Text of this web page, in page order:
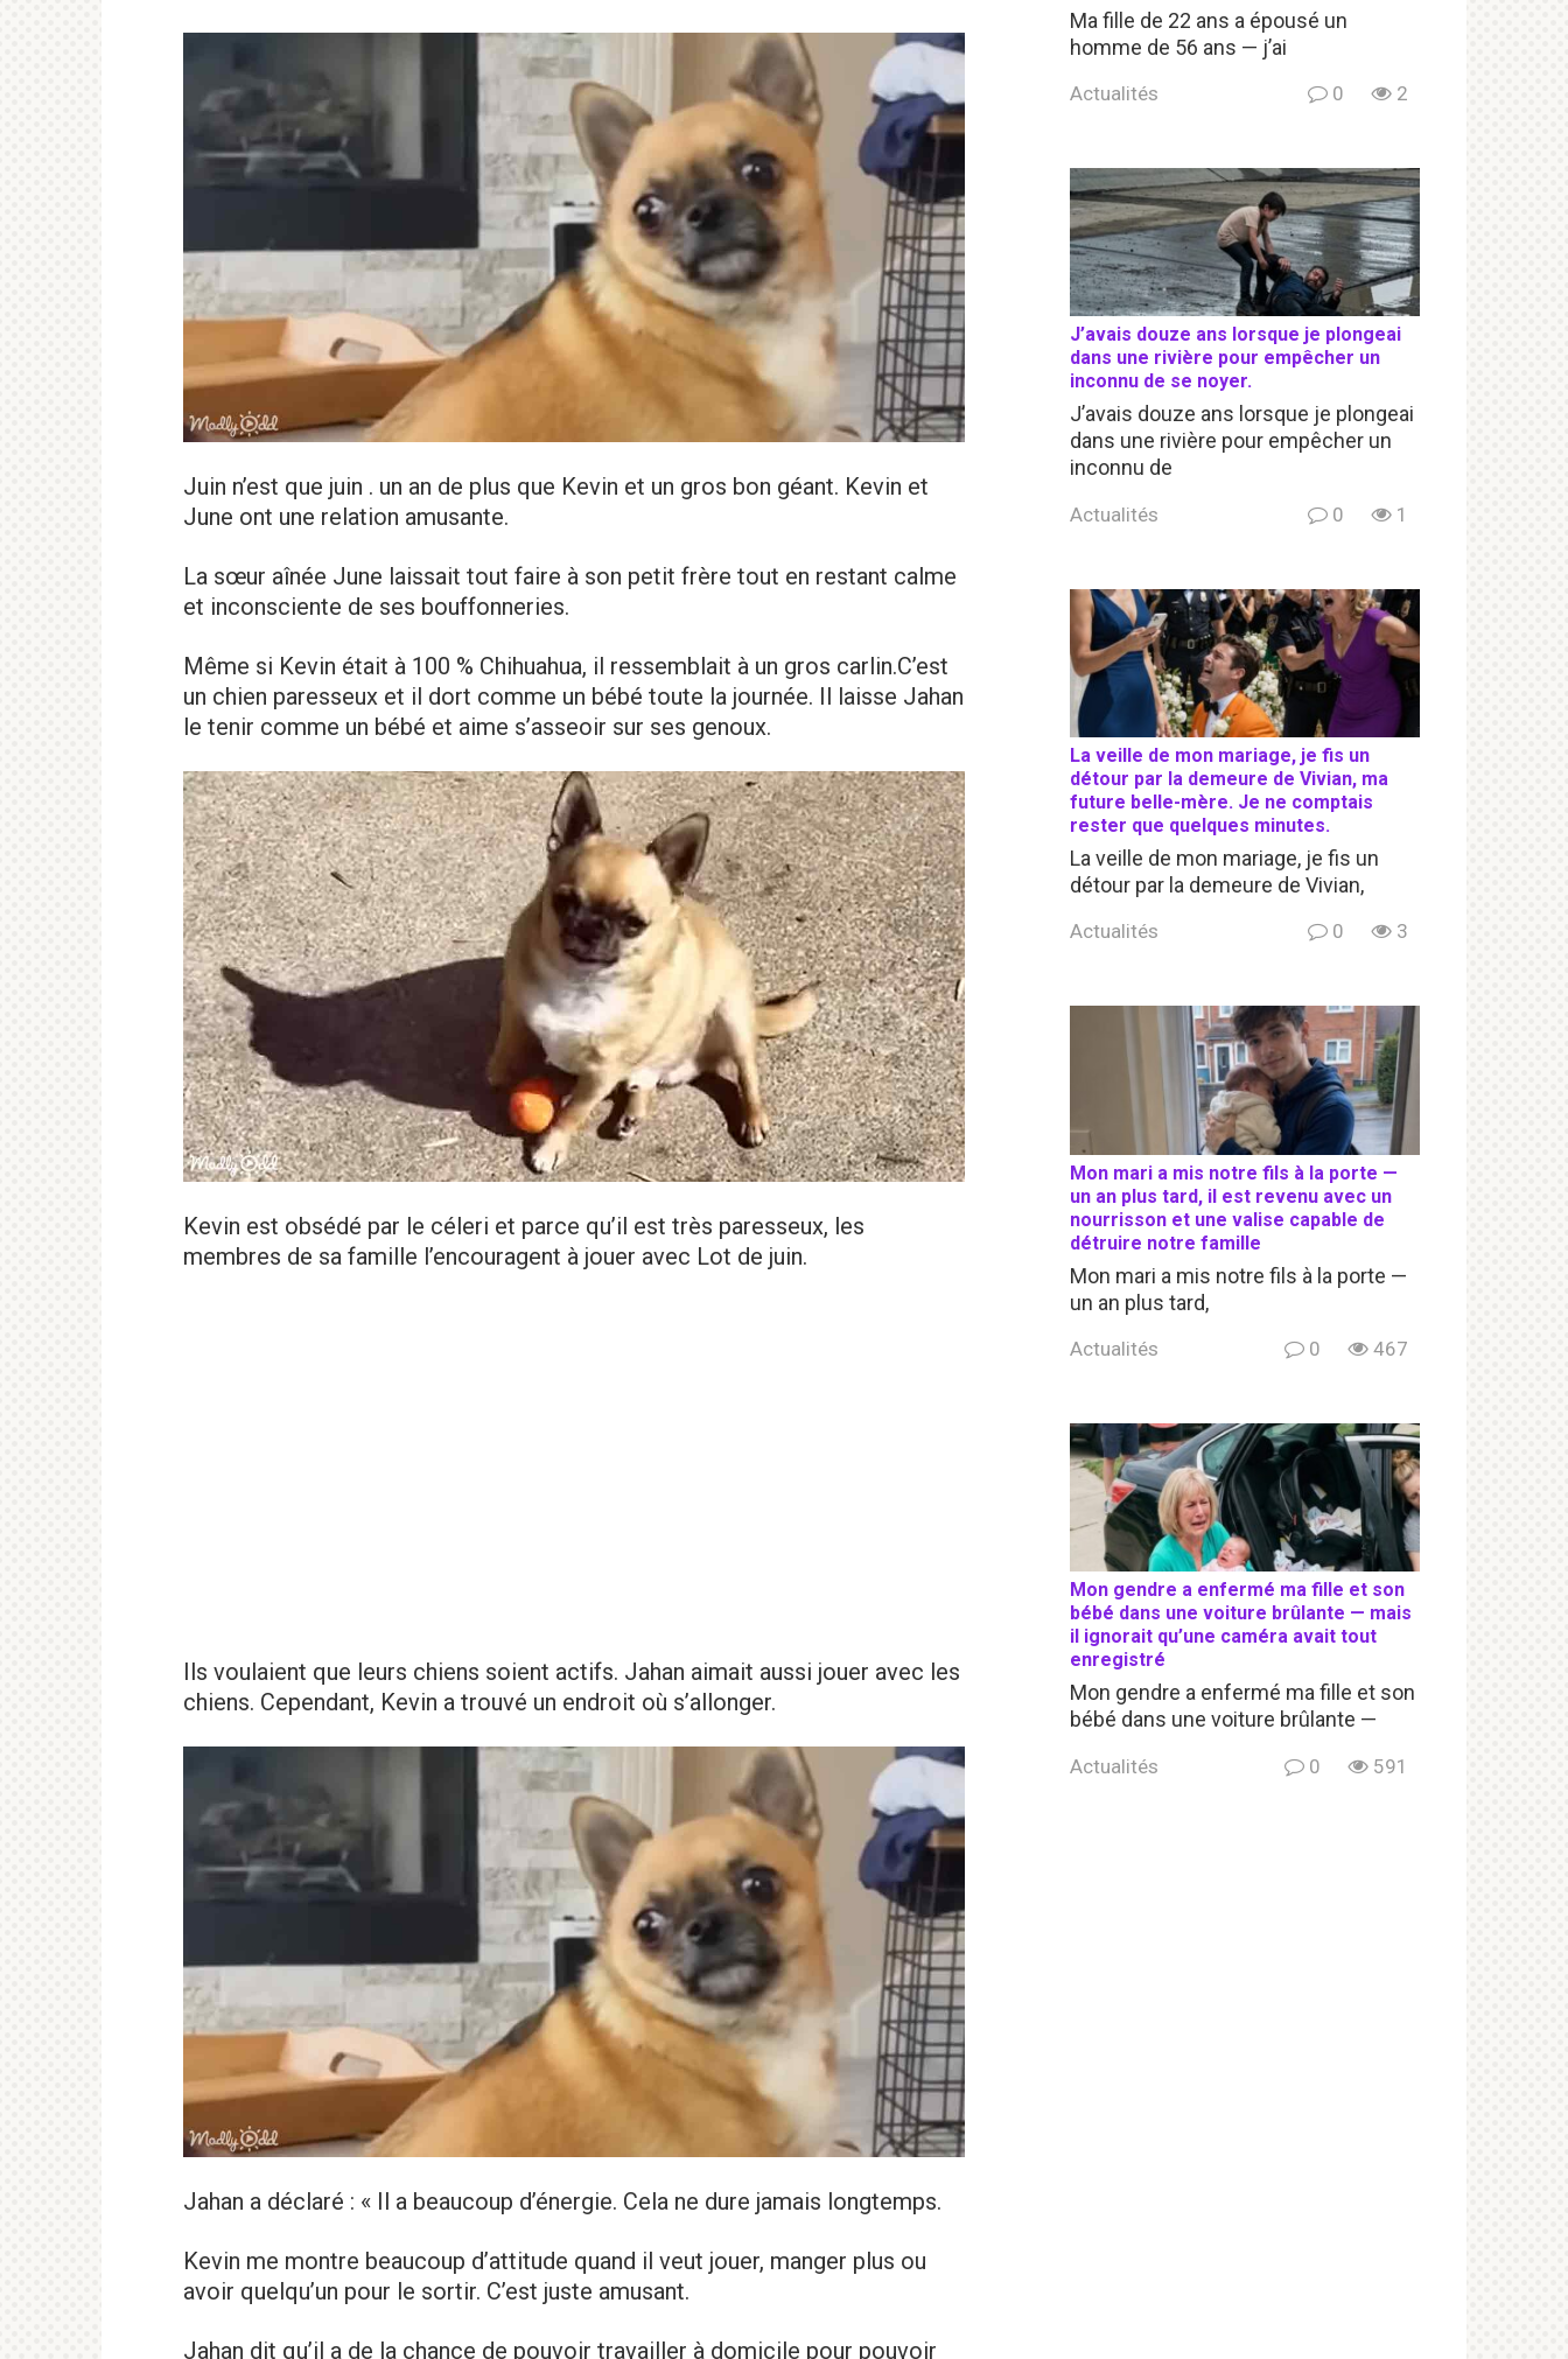
Juin n’est que juin . un an de plus que Kevin et un gros bon géant. Kevin et
June ont une relation amusante.
La sœur aînée June laissait tout faire à son petit frère tout en restant calme
et inconsciente de ses bouffonneries.
Même si Kevin était à 100 % Chihuahua, il ressemblait à un gros carlin.C’est
un chien paresseux et il dort comme un bébé toute la journée. Il laisse Jahan
le tenir comme un bébé et aime s’asseoir sur ses genoux.
Kevin est obsédé par le céleri et parce qu’il est très paresseux, les
membres de sa famille l’encouragent à jouer avec Lot de juin.
Ils voulaient que leurs chiens soient actifs. Jahan aimait aussi jouer avec les
chiens. Cependant, Kevin a trouvé un endroit où s’allonger.
Jahan a déclaré : « Il a beaucoup d’énergie. Cela ne dure jamais longtemps.
Kevin me montre beaucoup d’attitude quand il veut jouer, manger plus ou
avoir quelqu’un pour le sortir. C’est juste amusant.
Jahan dit qu’il a de la chance de pouvoir travailler à domicile pour pouvoir
Ma fille de 22 ans a épousé un
homme de 56 ans — j’ai
Actualités 0 2
J’avais douze ans lorsque je plongeai
dans une rivière pour empêcher un
inconnu de se noyer.
J’avais douze ans lorsque je plongeai
dans une rivière pour empêcher un
inconnu de
Actualités 0 1
La veille de mon mariage, je fis un
détour par la demeure de Vivian, ma
future belle-mère. Je ne comptais
rester que quelques minutes.
La veille de mon mariage, je fis un
détour par la demeure de Vivian,
Actualités 0 3
Mon mari a mis notre fils à la porte —
un an plus tard, il est revenu avec un
nourrisson et une valise capable de
détruire notre famille
Mon mari a mis notre fils à la porte —
un an plus tard,
Actualités 0 467
Mon gendre a enfermé ma fille et son
bébé dans une voiture brûlante — mais
il ignorait qu’une caméra avait tout
enregistré
Mon gendre a enfermé ma fille et son
bébé dans une voiture brûlante —
Actualités 0 591